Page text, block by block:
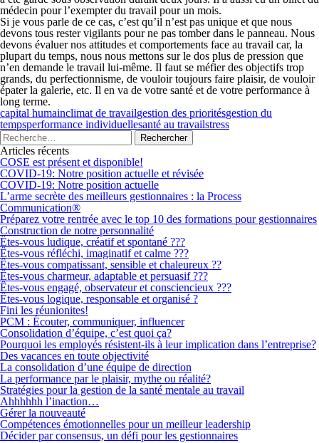
médecin pour l’exempter du travail pour un mois.
Si je vous parle de ce cas, c’est qu’il n’est pas unique et que nous
devons tous rester vigilants pour ne pas tomber dans le panneau. Nous
devons évaluer nos attitudes et comportements face au travail car, la
plupart du temps, nous nous mettons sur le dos plus de pression que
n’en demande le travail lui-même. Il faut se méfier des objectifs trop
grands, du perfectionnisme, de vouloir toujours faire plaisir, de vouloir
épater la galerie, etc. Il en va de votre santé et de votre performance à
long terme.
capital humainclimat de travailgestion des prioritésgestion du
tempsperformance individuellesanté au travailstress
Articles récents
COSE est présent et disponible!
COVID-19: Notre position actuelle et révisée
COVID-19: Notre position actuelle
L’arme secrète des meilleurs gestionnaires : la Process
Communication®
Préparez votre rentrée avec le top 10 des formations pour gestionnaires
Construction de notre personnalité
Êtes-vous ludique, créatif et spontané ???
Êtes-vous réfléchi, imaginatif et calme ???
Êtes-vous compatissant, sensible et chaleureux ??
Êtes-vous charmeur, adaptable et persuasif ???
Êtes-vous engagé, observateur et consciencieux ???
Êtes-vous logique, responsable et organisé ?
Fini les réunionites!
PCM : Écouter, communiquer, influencer
Consolidation d’équipe, c’est quoi ça?
Pourquoi les employés résistent-ils à leur implication dans l’entreprise?
Des vacances en toute objectivité
La consolidation d’une équipe de direction
La performance par le plaisir, mythe ou réalité?
Stratégies pour la gestion de la santé mentale au travail
Ahhhhhh l’inaction…
Gérer la nouveauté
Compétences émotionnelles pour un meilleur leadership
Décider par consensus, un défi pour les gestionnaires